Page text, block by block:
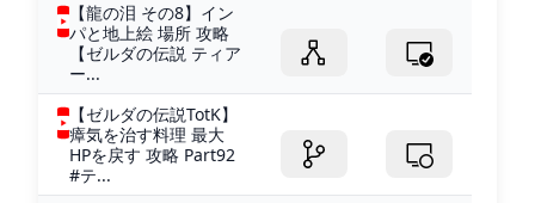
【龍の泪 その8】イン
パと地上絵 場所 攻略
【ゼルダの伝説 ティア
ー...
【ゼルダの伝説TotK】
瘴気を治す料理 最大
HPを戻す 攻略 Part92
#テ...